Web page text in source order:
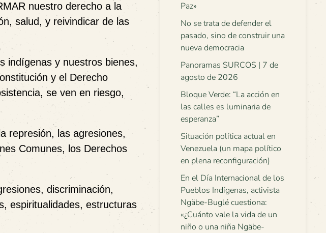
nuestro derecho a la
salud, y reivindicar de las
indígenas y nuestros bienes,
y el Derecho
se ven en riesgo,
represión, las agresiones,
Comunes, los Derechos
discriminación,
espiritualidades, estructuras
Paz»
No se trata de defender el
pasado, sino de construir una
nueva democracia
Panoramas SURCOS | 7 de
agosto de 2026
Bloque Verde: “La acción en
las calles es luminaria de
esperanza”
Situación política actual en
Venezuela (un mapa político
en plena reconfiguración)
En el Día Internacional de los
Pueblos Indígenas, activista
Ngäbe-Buglé cuestiona:
«¿Cuánto vale la vida de un
niño o una niña Ngäbe-